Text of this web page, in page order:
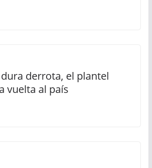
derrota, el plantel
vuelta al país